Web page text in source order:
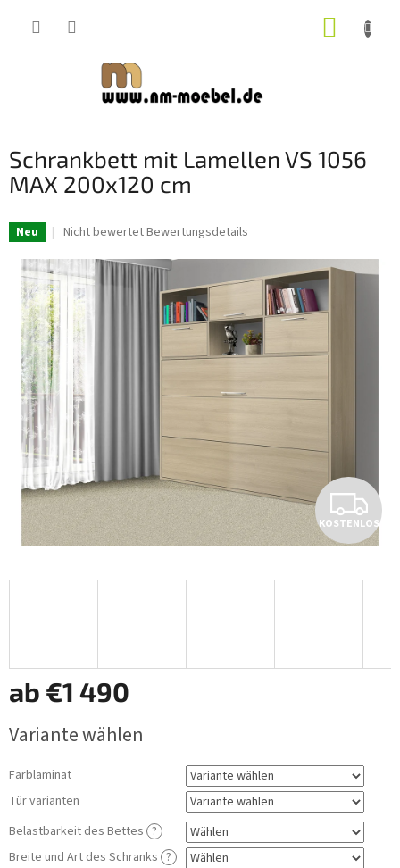
Schrankbett mit Lamellen VS 1056
MAX 200x120 cm
Neu
Die
Produktbewertung
ist
0,0
von
5
Sternen.
Nicht bewertetBewertungsdetails
K
O
S
KOSTENLOS
ab €1 490
Variante wählen
Farblaminat
Tür varianten
Belastbarkeit des Bettes ?
Breite und Art des Schranks ?